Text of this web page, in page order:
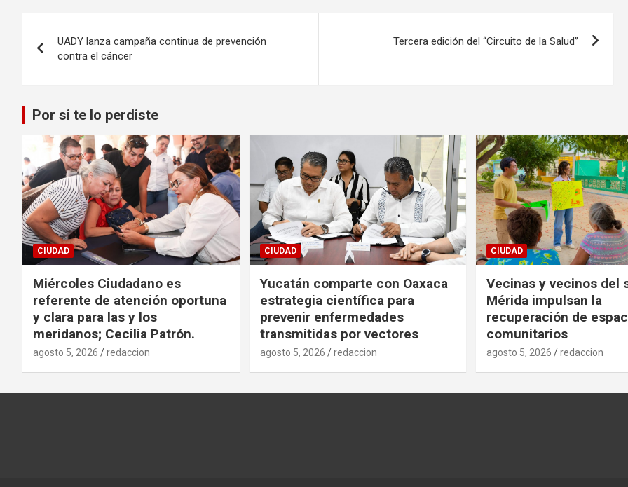
de
entradas
UADY lanza campaña continua de prevención
contra el cáncer
Tercera edición del “Circuito de la Salud”
Por si te lo perdiste
CIUDAD
Miércoles Ciudadano es
referente de atención oportuna
y clara para las y los
meridanos; Cecilia Patrón.
agosto 5, 2026 redaccion
CIUDAD
Yucatán comparte con Oaxaca
estrategia científica para
prevenir enfermedades
transmitidas por vectores
agosto 5, 2026 redaccion
CIUDAD
Vecinas y vecinos del
Mérida impulsan la
recuperación de
comunitarios
agosto 5, 2026 redaccion